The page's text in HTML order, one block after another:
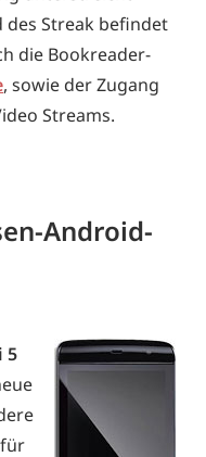
des Streak befindet
die Bookreader-
, sowie der Zugang
Streams.
Android-
5